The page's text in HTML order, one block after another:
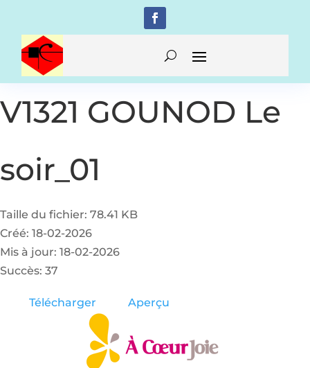
V1321 GOUNOD Le
soir_01
Taille du fichier: 78.41 KB
Créé: 18-02-2026
Mis à jour: 18-02-2026
Succès: 37
Télécharger Aperçu